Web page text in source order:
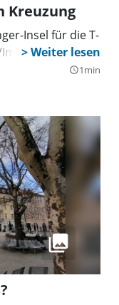
Kreuzung
Insel für die T-
query_builder1min